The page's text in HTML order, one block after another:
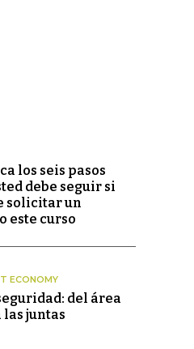
los seis pasos
debe seguir si
solicitar un
este curso
ECONOMY
del área
las juntas